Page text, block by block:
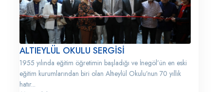
ALTIEYLÜL OKULU SERGİSİ
1955 yılında eğitim öğretimin başladığı ve İnegöl’ün en eski
eğitim kurumlarından biri olan Altıeylül Okulu’nun 70 yıllık
hatır...